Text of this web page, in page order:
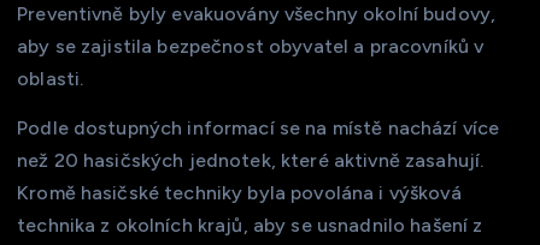
Preventivně byly evakuovány všechny okolní budovy,
aby se zajistila bezpečnost obyvatel a pracovníků v
oblasti.
Podle dostupných informací se na místě nachází více
než 20 hasičských jednotek, které aktivně zasahují.
Kromě hasičské techniky byla povolána i výšková
technika z okolních krajů, aby se usnadnilo hašení z